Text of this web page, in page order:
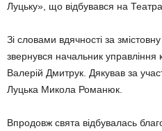
Луцьку», що відбу­вав­ся на
Зі словами вдячності за
звернувся начальник управління
Валерій Дмитрук. Дякував за
Луцька Микола Романюк.
Впродовж свята відбувалась